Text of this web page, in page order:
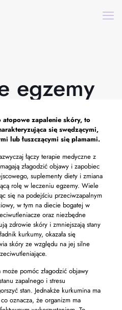
egzemy
atopowe zapalenie skóry, to
się swędzącymi,
lub łuszczącymi się plamami.
łączy terapie medyczne z
złagodzić objawy i zapobiec
suplementy diety i zmiana
rolę w leczeniu egzemy. Wiele
się na podejściu przeciwzapalnym
w tym na diecie bogatej w
oraz niezbędne
zdrowie skóry i zmniejszają stany
kurkumy, okazała się
skóry ze względu na jej silne
pomóc złagodzić objawy
zapalnego i stresu
stan. Jednakże kurkumina ma
oznacza, że ​​organizm ma